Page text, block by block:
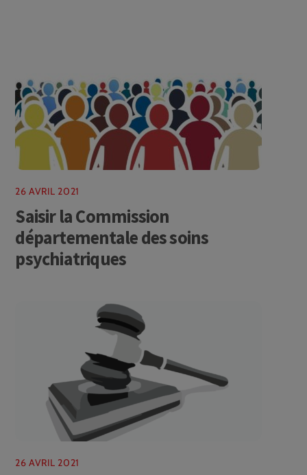
26 AVRIL 2021
Saisir la Commission
départementale des soins
psychiatriques
26 AVRIL 2021